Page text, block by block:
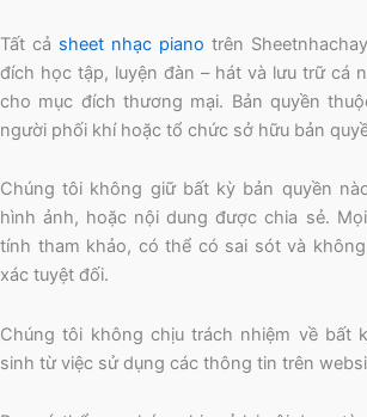
Tất cả sheet nhạc piano trên
đích học tập, luyện đàn – hát và lưu trữ cá
cho mục đích thương mại. Bản quyền
người phối khí hoặc tổ chức sở hữu bản
Chúng tôi không giữ bất kỳ bản quyền
hình ảnh, hoặc nội dung được chia sẻ.
tính tham khảo, có thể có sai sót và
xác tuyệt đối.
Chúng tôi không chịu trách nhiệm về bất
sinh từ việc sử dụng các thông tin trên